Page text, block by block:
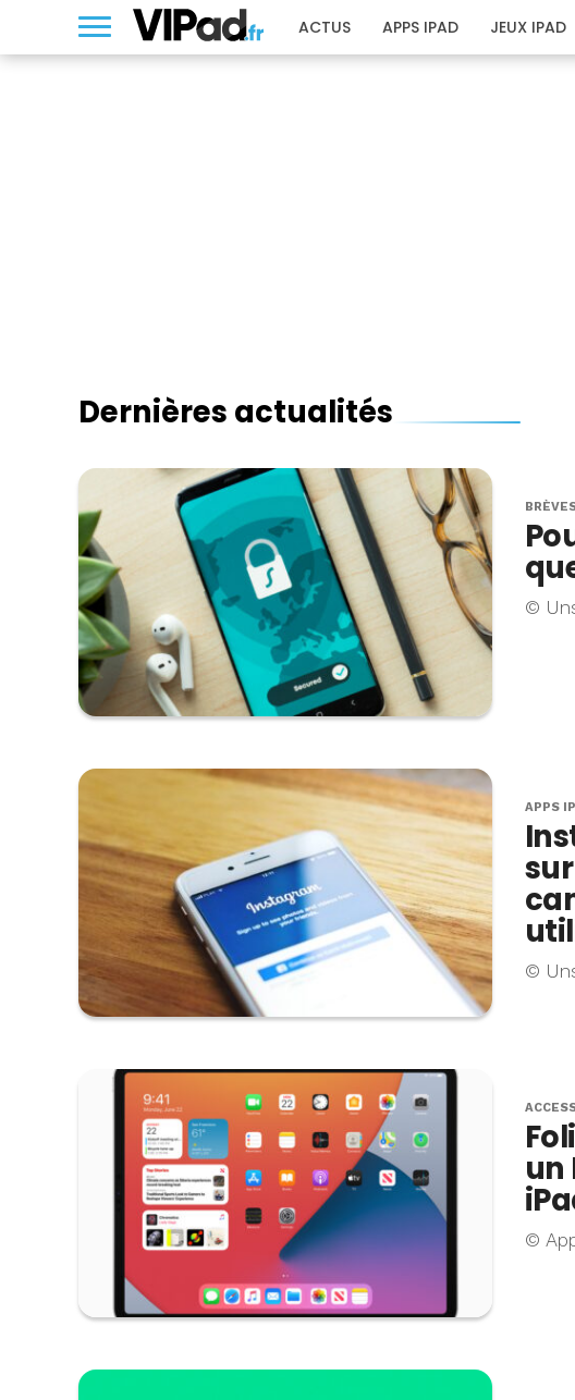
ACTUS APPS IPAD JEUX IPAD
Dernières actualités
©
APPS
©
un
©